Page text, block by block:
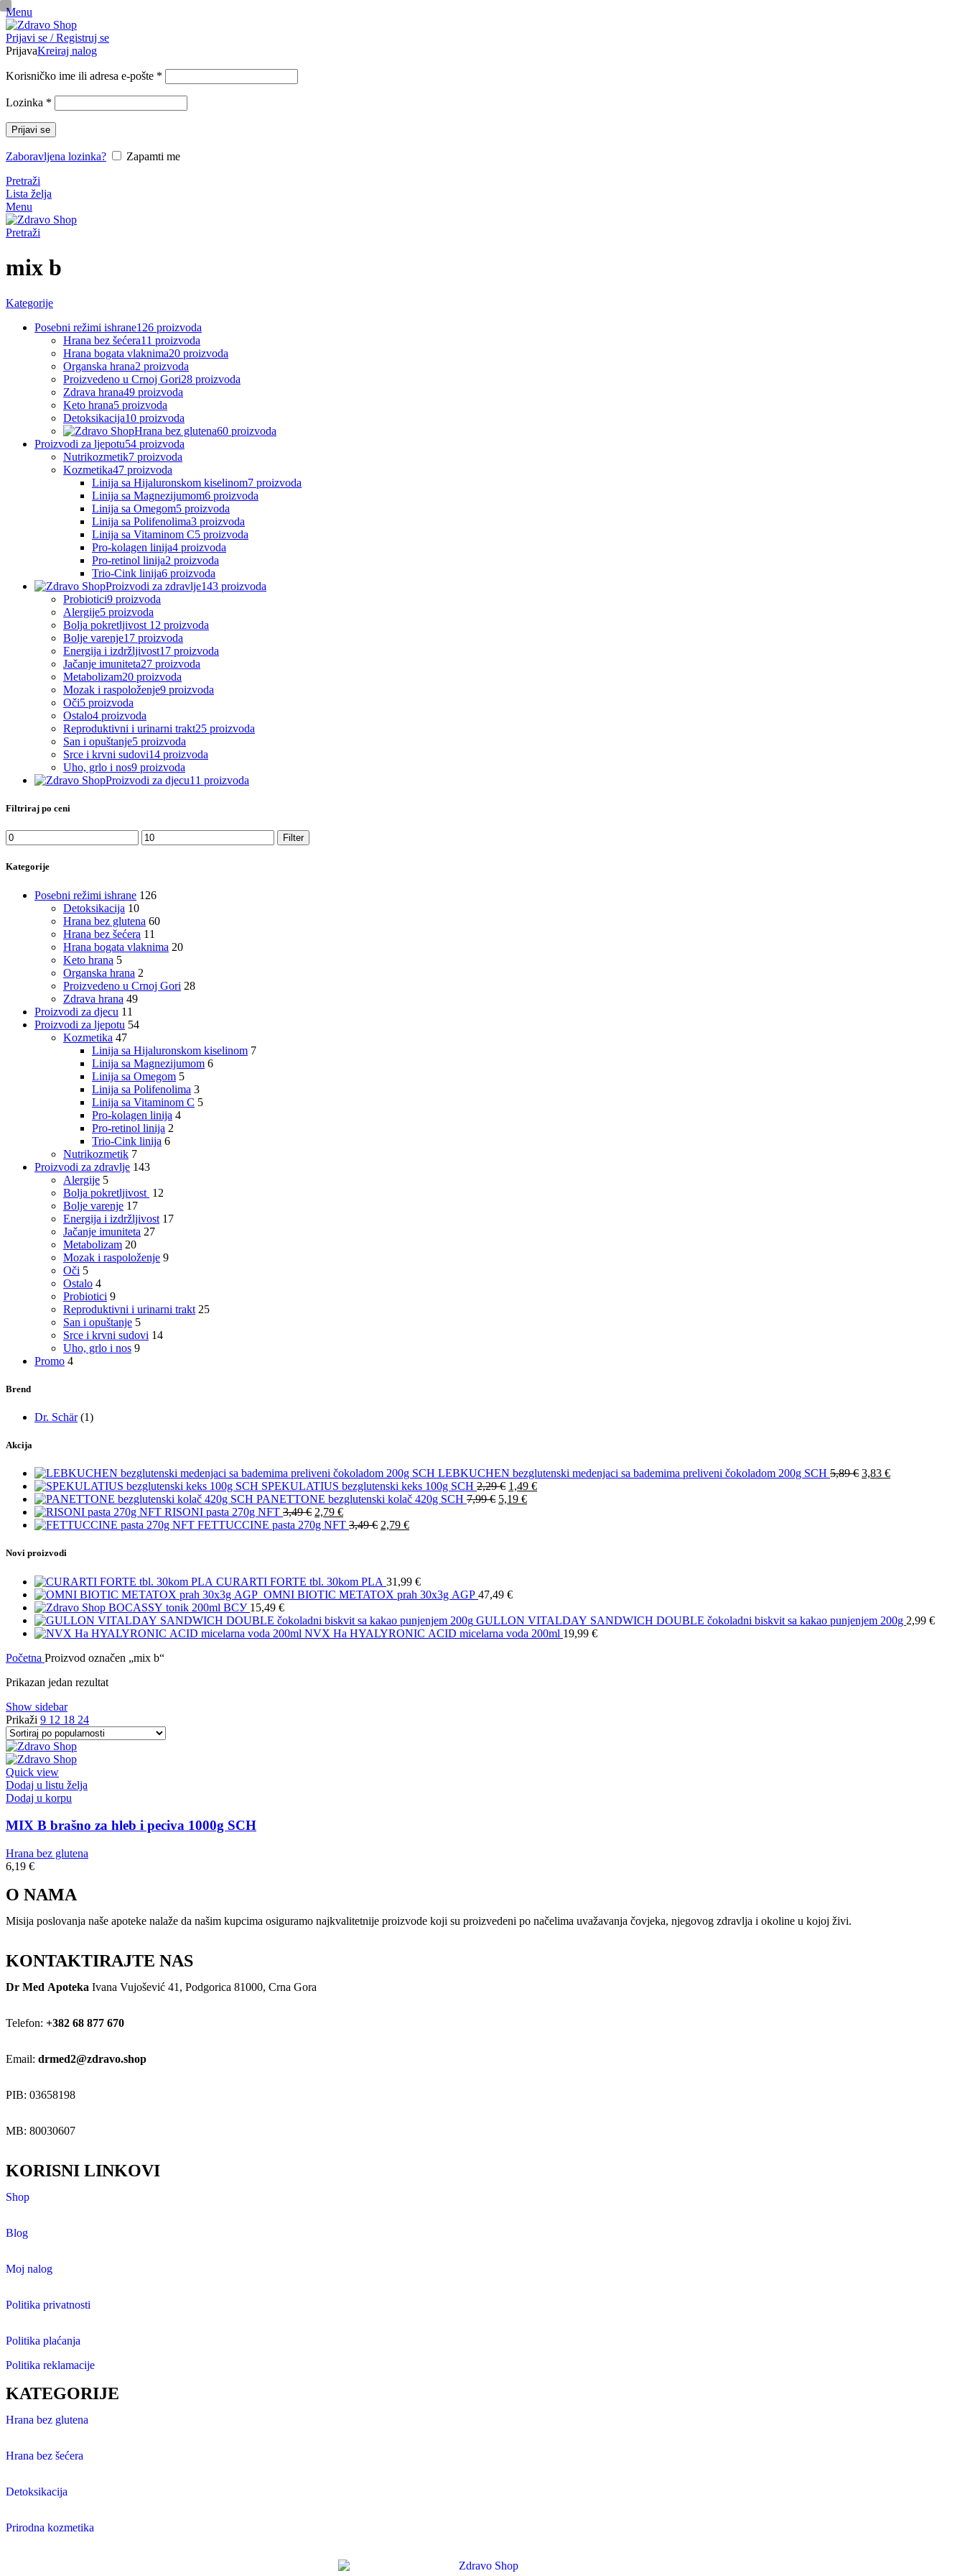
Menu
Prijavi se / Registruj se
PrijavaKreiraj nalog
Korisničko ime ili adresa e-pošte *
Lozinka *
Prijavi se
Zaboravljena lozinka?
Zapamti me
Pretraži
Lista želja
Menu
Pretraži
mix b
Kategorije
Posebni režimi ishrane126 proizvoda
Hrana bez šećera11 proizvoda
Hrana bogata vlaknima20 proizvoda
Organska hrana2 proizvoda
Proizvedeno u Crnoj Gori28 proizvoda
Zdrava hrana49 proizvoda
Keto hrana5 proizvoda
Detoksikacija10 proizvoda
Hrana bez glutena60 proizvoda
Proizvodi za ljepotu54 proizvoda
Nutrikozmetik7 proizvoda
Kozmetika47 proizvoda
Linija sa Hijaluronskom kiselinom7 proizvoda
Linija sa Magnezijumom6 proizvoda
Linija sa Omegom5 proizvoda
Linija sa Polifenolima3 proizvoda
Linija sa Vitaminom C5 proizvoda
Pro-kolagen linija4 proizvoda
Pro-retinol linija2 proizvoda
Trio-Cink linija6 proizvoda
Proizvodi za zdravlje143 proizvoda
Probiotici9 proizvoda
Alergije5 proizvoda
Bolja pokretljivost 12 proizvoda
Bolje varenje17 proizvoda
Energija i izdržljivost17 proizvoda
Jačanje imuniteta27 proizvoda
Metabolizam20 proizvoda
Mozak i raspoloženje9 proizvoda
Oči5 proizvoda
Ostalo4 proizvoda
Reproduktivni i urinarni trakt25 proizvoda
San i opuštanje5 proizvoda
Srce i krvni sudovi14 proizvoda
Uho, grlo i nos9 proizvoda
Proizvodi za djecu11 proizvoda
Filtriraj po ceni
Filter
Kategorije
Posebni režimi ishrane 126
Detoksikacija 10
Hrana bez glutena 60
Hrana bez šećera 11
Hrana bogata vlaknima 20
Keto hrana 5
Organska hrana 2
Proizvedeno u Crnoj Gori 28
Zdrava hrana 49
Proizvodi za djecu 11
Proizvodi za ljepotu 54
Kozmetika 47
Linija sa Hijaluronskom kiselinom 7
Linija sa Magnezijumom 6
Linija sa Omegom 5
Linija sa Polifenolima 3
Linija sa Vitaminom C 5
Pro-kolagen linija 4
Pro-retinol linija 2
Trio-Cink linija 6
Nutrikozmetik 7
Proizvodi za zdravlje 143
Alergije 5
Bolja pokretljivost 12
Bolje varenje 17
Energija i izdržljivost 17
Jačanje imuniteta 27
Metabolizam 20
Mozak i raspoloženje 9
Oči 5
Ostalo 4
Probiotici 9
Reproduktivni i urinarni trakt 25
San i opuštanje 5
Srce i krvni sudovi 14
Uho, grlo i nos 9
Promo 4
Brend
Dr. Schär (1)
Akcija
LEBKUCHEN bezglutenski medenjaci sa bademima preliveni čokoladom 200g SCH 5,89€ 3,83 €
SPEKULATIUS bezglutenski keks 100g SCH 2,29€ 1,49 €
PANETTONE bezglutenski kolač 420g SCH 7,99€ 5,19 €
RISONI pasta 270g NFT 3,49€ 2,79 €
FETTUCCINE pasta 270g NFT 3,49€ 2,79 €
Novi proizvodi
CURARTI FORTE tbl. 30kom PLA 31,99 €
OMNI BIOTIC METATOX prah 30x3g AGP 47,49 €
BOCASSY tonik 200ml ВСУ 15,49 €
GULLON VITALDAY SANDWICH DOUBLE čokoladni biskvit sa kakao punjenjem 200g 2,99 €
NVX Ha HYALYRONIC ACID micelarna voda 200ml 19,99 €
Početna Proizvod označen „mix b“
Prikazan jedan rezultat
Show sidebar
Prikaži 9 12 18 24
Quick view
Dodaj u listu želja
Dodaj u korpu
MIX B brašno za hleb i peciva 1000g SCH
Hrana bez glutena
6,19 €
O NAMA
Misija poslovanja naše apoteke nalaže da našim kupcima osiguramo najkvalitetnije proizvode koji su proizvedeni po načelima uvažavanja čovjeka, njegovog zdravlja i okoline u kojoj živi.
KONTAKTIRAJTE NAS
Dr Med Apoteka Ivana Vujošević 41, Podgorica 81000, Crna Gora
Telefon: +382 68 877 670
Email: drmed2@zdravo.shop
PIB: 03658198
MB: 80030607
KORISNI LINKOVI
Shop
Blog
Moj nalog
Politika privatnosti
Politika plaćanja
Politika reklamacije
KATEGORIJE
Hrana bez glutena
Hrana bez šećera
Detoksikacija
Prirodna kozmetika